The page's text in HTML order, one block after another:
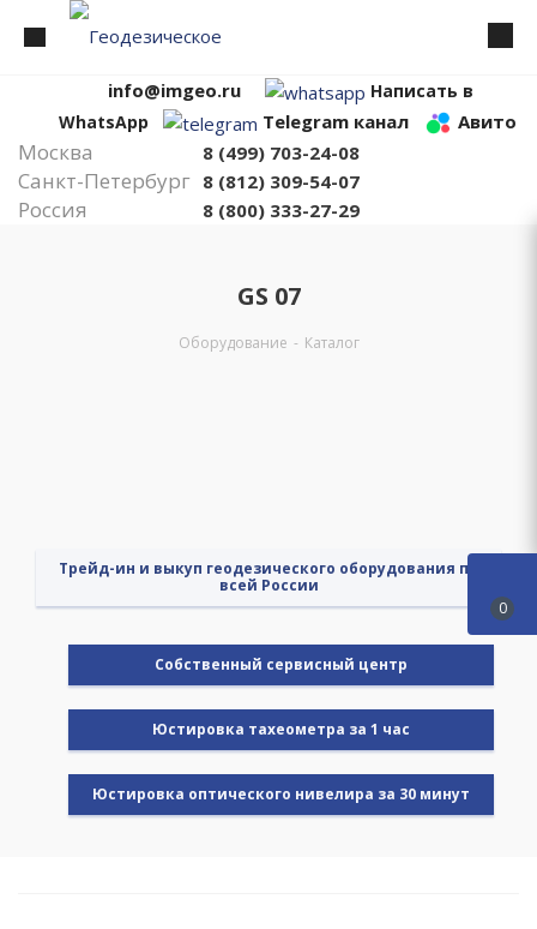
info@imgeo.ru
Написать в
WhatsApp
Telegram канал Авито
Москва 8 (499) 703-24-08
Санкт-Петербург 8 (812) 309-54-07
Россия 8 (800) 333-27-29
GS 07
Оборудование - Каталог
Трейд-ин и выкуп геодезического оборудования по
всей России
Cобственный сервисный центр
Юстировка тахеометра за 1 час
Юстировка оптического нивелира за 30 минут
0